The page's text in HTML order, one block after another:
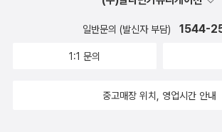
반기에 읽은 과학 소설중에 가장 별로였던 책이
들을 이야기하고 싶어해서 좀 어수선하기도 했
더 재미있었던것 같습니다. 추리/미스터리 (7
히 다 읽고 나서 마음이 많이 아팠답니다. 아이
의 부탁이라도 받은 듯, 그분의 그림을 통해 그
열일곱 꽃다운 나이에 일본 공장에서 돈도 벌고
없었다, 굶주리며 무지막지한 노동에 시달려야
에 중고생이 되었을 때 보다 재미있고 쉽게 국어
그림, 권석민 감수 / 아울북 / 2011년 7월요즘 내
실 위에 가상의 정보를 덧입힌’ 증강현실 게임이
마어마한 음모에 악용되는 것을 다룬 작품이다.
장난이 오히려 이야기에 현실성을 불어넣으며
은 노숙인 신분으로 십년을 고생한 끝에 원격 조
있으랴!!개로 길러진 아이상처 받은 아이를 어떻
까? 아이에게 가장 이상적인 것은 스스로 견뎌낼
상처를 경험하고, 그로 인해 나날이 무럭무럭 영
힘든 고통을 겪어 내면이 많이 망가진 아이들이
일반문의 (발신자 부담) 1544-
1:1 문의
중고매장 위치, 영업시간 안내